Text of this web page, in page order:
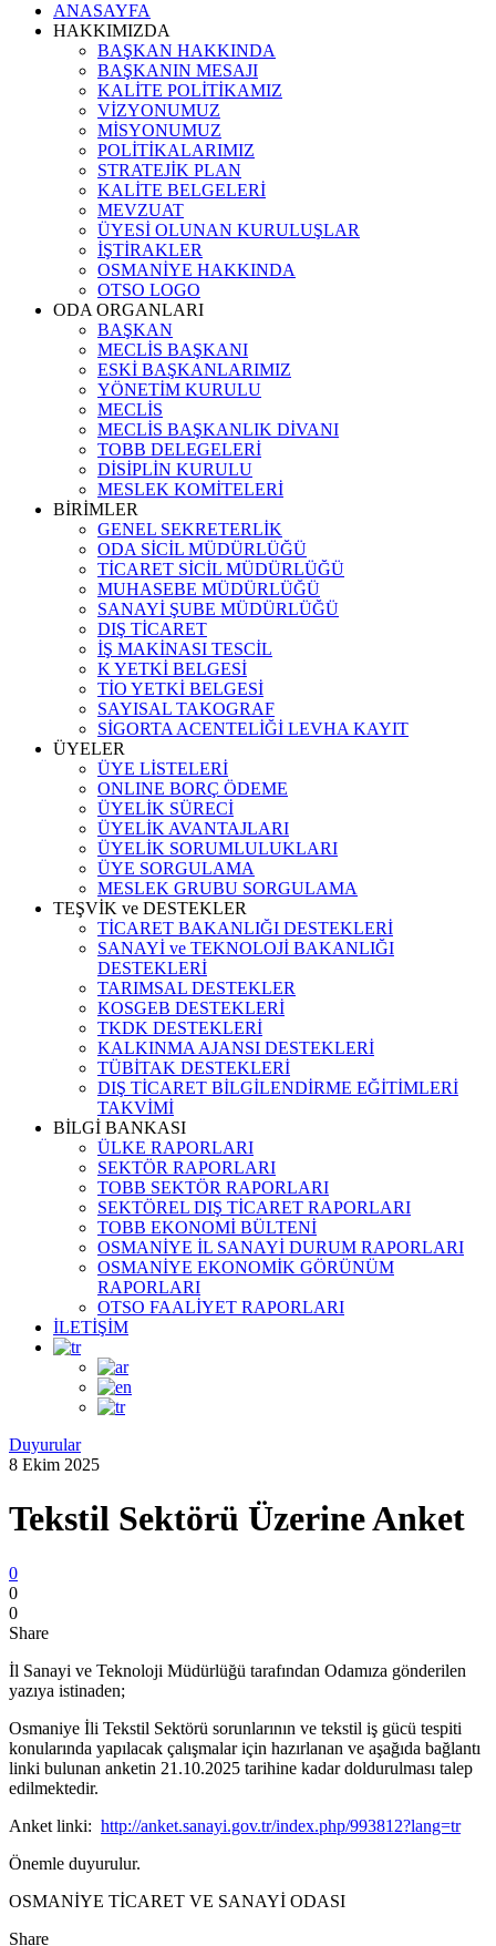
ANASAYFA
HAKKIMIZDA
BAŞKAN HAKKINDA
BAŞKANIN MESAJI
KALİTE POLİTİKAMIZ
VİZYONUMUZ
MİSYONUMUZ
POLİTİKALARIMIZ
STRATEJİK PLAN
KALİTE BELGELERİ
MEVZUAT
ÜYESİ OLUNAN KURULUŞLAR
İŞTİRAKLER
OSMANİYE HAKKINDA
OTSO LOGO
ODA ORGANLARI
BAŞKAN
MECLİS BAŞKANI
ESKİ BAŞKANLARIMIZ
YÖNETİM KURULU
MECLİS
MECLİS BAŞKANLIK DİVANI
TOBB DELEGELERİ
DİSİPLİN KURULU
MESLEK KOMİTELERİ
BİRİMLER
GENEL SEKRETERLİK
ODA SİCİL MÜDÜRLÜĞÜ
TİCARET SİCİL MÜDÜRLÜĞÜ
MUHASEBE MÜDÜRLÜĞÜ
SANAYİ ŞUBE MÜDÜRLÜĞÜ
DIŞ TİCARET
İŞ MAKİNASI TESCİL
K YETKİ BELGESİ
TİO YETKİ BELGESİ
SAYISAL TAKOGRAF
SİGORTA ACENTELİĞİ LEVHA KAYIT
ÜYELER
ÜYE LİSTELERİ
ONLINE BORÇ ÖDEME
ÜYELİK SÜRECİ
ÜYELİK AVANTAJLARI
ÜYELİK SORUMLULUKLARI
ÜYE SORGULAMA
MESLEK GRUBU SORGULAMA
TEŞVİK ve DESTEKLER
TİCARET BAKANLIĞI DESTEKLERİ
SANAYİ ve TEKNOLOJİ BAKANLIĞI
DESTEKLERİ
TARIMSAL DESTEKLER
KOSGEB DESTEKLERİ
TKDK DESTEKLERİ
KALKINMA AJANSI DESTEKLERİ
TÜBİTAK DESTEKLERİ
DIŞ TİCARET BİLGİLENDİRME EĞİTİMLERİ
TAKVİMİ
BİLGİ BANKASI
ÜLKE RAPORLARI
SEKTÖR RAPORLARI
TOBB SEKTÖR RAPORLARI
SEKTÖREL DIŞ TİCARET RAPORLARI
TOBB EKONOMİ BÜLTENİ
OSMANİYE İL SANAYİ DURUM RAPORLARI
OSMANİYE EKONOMİK GÖRÜNÜM
RAPORLARI
OTSO FAALİYET RAPORLARI
İLETİŞİM
Duyurular
8 Ekim 2025
Tekstil Sektörü Üzerine Anket
0
0
0
Share
İl Sanayi ve Teknoloji Müdürlüğü tarafından Odamıza gönderilen
yazıya istinaden;
Osmaniye İli Tekstil Sektörü sorunlarının ve tekstil iş gücü tespiti
konularında yapılacak çalışmalar için hazırlanan ve aşağıda bağlantı
linki bulunan anketin 21.10.2025 tarihine kadar doldurulması talep
edilmektedir.
Anket linki: http://anket.sanayi.gov.tr/index.php/993812?lang=tr
Önemle duyurulur.
OSMANİYE TİCARET VE SANAYİ ODASI
Share